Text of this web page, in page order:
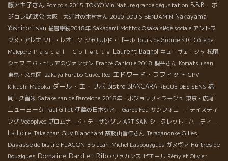
藤アキ子さん Pompois 2015 TOKYO Vin Nature grande dégustation B.B.B. ボ
ジョレ試飲会 大阪 大近社の木村さん 2020 LOUIS BENJAMIN Nakayama
Yoshinori san 猛暑継続2018年 Sakagami Mottox Osaka siège sociale アントワ
ンヌ・アレナ クロ・レオニン シャルルド・ゴール Tours de Groupe STC Côte de
Malepère Ｐａｓｃａｌ Ｃｏｌｅｔｔｅ Laurent Bagnol キューヴェ・シャ 松尾
シェフ ロバ・セリアのヴァンサン France Canicule 2018 桐谷さん Komatsu san
東京・文京区 Izakaya Furabo Cuvée Red エドワード・ラフィット CPV
Kikuchi Madoka ダール・エ・リボ Bistro BIANCARA RECUE DES SENS 福
岡・久留米 Satake san de Barcelone 2018年・ボジョレヴィラージュ 東京・広尾
ニューヨーク Paul Gillet 伊藤の日本ツアー Garde Fou サンフォニー・テイスティ
ング Vodopivec プロムナード・デ・ザングレ ARTISAN シークレット・パーティー
La Loire Take chan Guy Blanchard 故勝山晋作さん Teradanonke Gilles
Davasse de bistro FLACON Bio Jean-Michel Lasbouygues ガヌヴァ Huitres de
Bouzigues Domaine Dard et Ribo ヴァカンス ピエール Rémy et Olivier